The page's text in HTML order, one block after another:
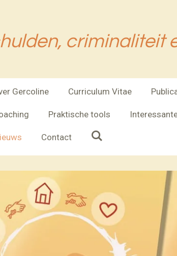
criminaliteit
Gercoline Curriculum Vitae
Praktische tools
Contact